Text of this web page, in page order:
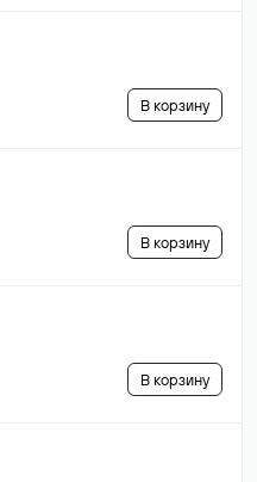
В корзину
В корзину
В корзину